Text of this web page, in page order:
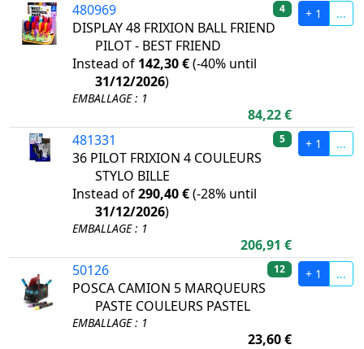
480969
DISPLAY 48 FRIXION BALL FRIEND
PILOT - BEST FRIEND
Instead of 142,30 €(-40% until
31/12/2026)
EMBALLAGE : 1
4
84,22 €
+ 1 ...
481331
36 PILOT FRIXION 4 COULEURS
STYLO BILLE
Instead of290,40 €(-28% until
31/12/2026)
EMBALLAGE : 1
5
206,91 €
+ 1 ...
50126
POSCA CAMION 5 MARQUEURS
PASTE COULEURS PASTEL
EMBALLAGE : 1
12
23,60 €
+ 1 ...